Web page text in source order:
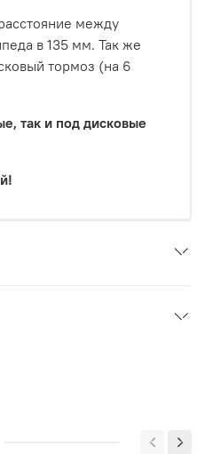
между
в 135 мм. Так же
тормоз (на 6
так и под дисковые